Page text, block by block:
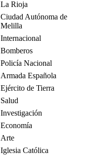
La Rioja
Ciudad Autónoma de
Melilla
Internacional
Bomberos
Policía Nacional
Armada Española
Ejército de Tierra
Salud
Investigación
Economía
Arte
Iglesia Católica